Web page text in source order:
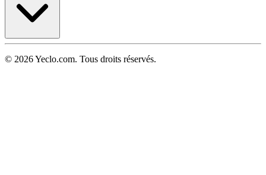
© 2026 Yeclo.com. Tous droits réservés.